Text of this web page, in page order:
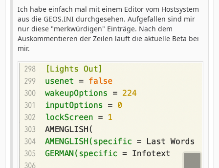
Ich habe einfach mal mit einem Editor vom Hostsystem
aus die GEOS.INI durchgesehen. Aufgefallen sind mir
nur diese "merkwürdigen" Einträge. Nach dem
Auskommentieren der Zeilen läuft die aktuelle Beta bei
mir.